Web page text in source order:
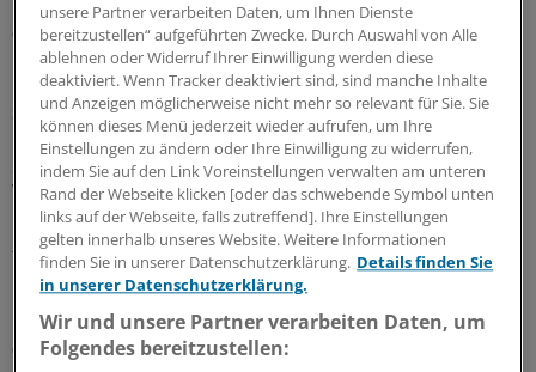
07.08.2026
Sparpaket sorgt für Unsicherheit
Praxisbesonderheiten in Zeiten des GKV-
Spargesetzes: Klarheit soll es in der kommenden
Woche geben
Ein Passus des Beitragssatzstabilisierungsgesetz sorgt
für Unruhe unter Ärztinnen und Ärzten. Stehen die
Praxisbesonderheiten auf der Kippe? Oder eher doch
nicht? Kassenärzte und Krankenkassen verhandeln.
06.08.2026
unsere Partner verarbeiten Daten, um Ihnen Dienste
bereitzustellen“ aufgeführten Zwecke. Durch Auswahl von Alle
ablehnen oder Widerruf Ihrer Einwilligung werden diese
deaktiviert. Wenn Tracker deaktiviert sind, sind manche Inhalte
und Anzeigen möglicherweise nicht mehr so relevant für Sie. Sie
können dieses Menü jederzeit wieder aufrufen, um Ihre
Einstellungen zu ändern oder Ihre Einwilligung zu widerrufen,
indem Sie auf den Link Voreinstellungen verwalten am unteren
Rand der Webseite klicken [oder das schwebende Symbol unten
links auf der Webseite, falls zutreffend]. Ihre Einstellungen
gelten innerhalb unseres Website. Weitere Informationen
finden Sie in unserer Datenschutzerklärung. Details finden Sie
in unserer Datenschutzerklärung.
Wir und unsere Partner verarbeiten Daten, um
Folgendes bereitzustellen: